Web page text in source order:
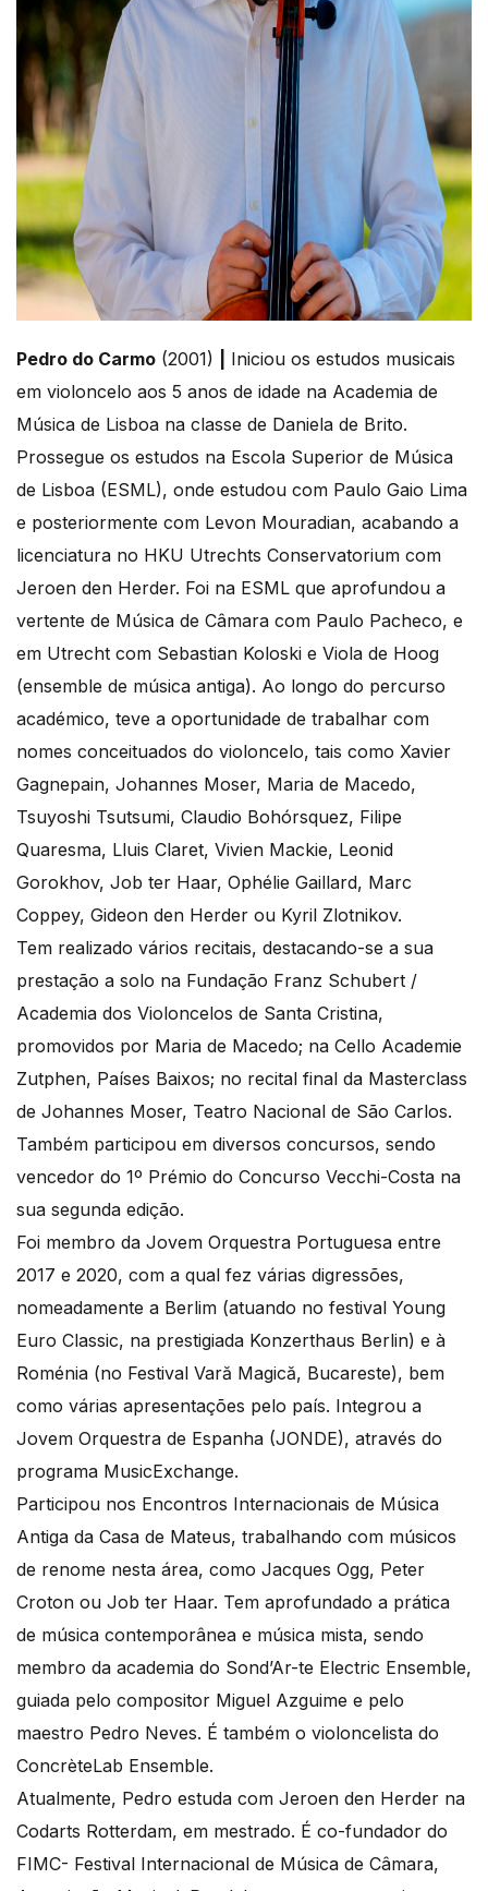
Pedro do Carmo (2001)
Iniciou os estudos musicais
em violoncelo aos 5 anos de idade na Academia de
Música de Lisboa na classe de Daniela de Brito.
Prossegue os estudos na Escola Superior de Música
de Lisboa (ESML), onde estudou com Paulo Gaio Lima
e posteriormente com Levon Mouradian, acabando a
licenciatura no HKU Utrechts Conservatorium com
Jeroen den Herder. Foi na ESML que aprofundou a
vertente de Música de Câmara com Paulo Pacheco, e
em Utrecht com Sebastian Koloski e Viola de Hoog
(ensemble de música antiga). Ao longo do percurso
académico, teve a oportunidade de trabalhar com
nomes conceituados do violoncelo, tais como Xavier
Gagnepain, Johannes Moser, Maria de Macedo,
Tsuyoshi Tsutsumi, Claudio Bohórsquez, Filipe
Quaresma, Lluis Claret, Vivien Mackie, Leonid
Gorokhov, Job ter Haar, Ophélie Gaillard, Marc
Coppey, Gideon den Herder ou Kyril Zlotnikov.
Tem realizado vários recitais, destacando-se a sua
prestação a solo na Fundação Franz Schubert /
Academia dos Violoncelos de Santa Cristina,
promovidos por Maria de Macedo; na Cello Academie
Zutphen, Países Baixos; no recital final da Masterclass
de Johannes Moser, Teatro Nacional de São Carlos.
Também participou em diversos concursos, sendo
vencedor do 1º Prémio do Concurso Vecchi-Costa na
sua segunda edição.
Foi membro da Jovem Orquestra Portuguesa entre
2017 e 2020, com a qual fez várias digressões,
nomeadamente a Berlim (atuando no festival Young
Euro Classic, na prestigiada Konzerthaus Berlin) e à
Roménia (no Festival Vară Magică, Bucareste), bem
como várias apresentações pelo país. Integrou a
Jovem Orquestra de Espanha (JONDE), através do
programa MusicExchange.
Participou nos Encontros Internacionais de Música
Antiga da Casa de Mateus, trabalhando com músicos
de renome nesta área, como Jacques Ogg, Peter
Croton ou Job ter Haar. Tem aprofundado a prática
de música contemporânea e música mista, sendo
membro da academia do Sond’Ar-te Electric Ensemble,
guiada pelo compositor Miguel Azguime e pelo
maestro Pedro Neves. É também o violoncelista do
ConcrèteLab Ensemble.
Atualmente, Pedro estuda com Jeroen den Herder na
Codarts Rotterdam, em mestrado. É co-fundador do
FIMC- Festival Internacional de Música de Câmara,